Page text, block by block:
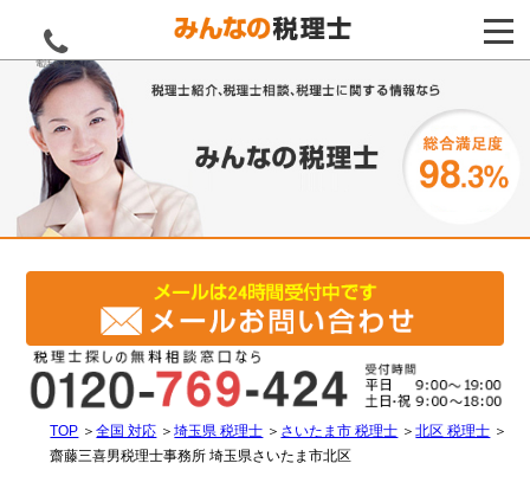
電話をする
TOP ＞全国 対応 ＞埼玉県 税理士 ＞ さいたま市 税理士 ＞北区 税理士 ＞
齋藤三喜男税理士事務所 埼玉県さいたま市北区